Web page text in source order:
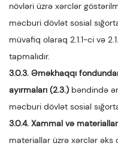
növləri üzrə xərclər
məcburi dövlət sosial
müvafiq olaraq 2.1.1-ci və
tapmalıdır.
3.0.3. Əməkhaqqı
ayırmaları (2.3.) bəndində
məcburi dövlət sosial
3.0.4. Xammal və
materiallar üzrə xərclər əks